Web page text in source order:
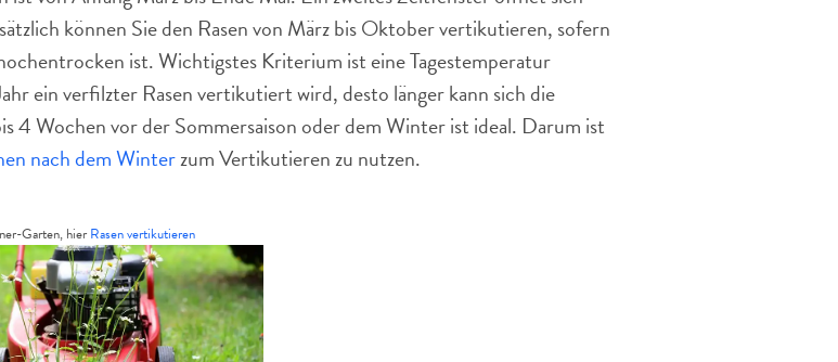
können Sie den Rasen von März bis Oktober vertikutieren, sofern
ist. Wichtigstes Kriterium ist eine Tagestemperatur
ein verfilzter Rasen vertikutiert wird, desto länger kann sich die
4 Wochen vor der Sommersaison oder dem Winter ist ideal. Darum ist
nach dem Winterzum Vertikutieren zu nutzen.
Garten, hierRasen vertikutieren